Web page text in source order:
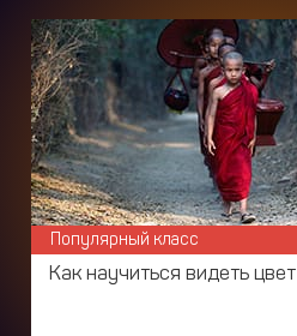
Как научиться видеть цвет
Популярный класс